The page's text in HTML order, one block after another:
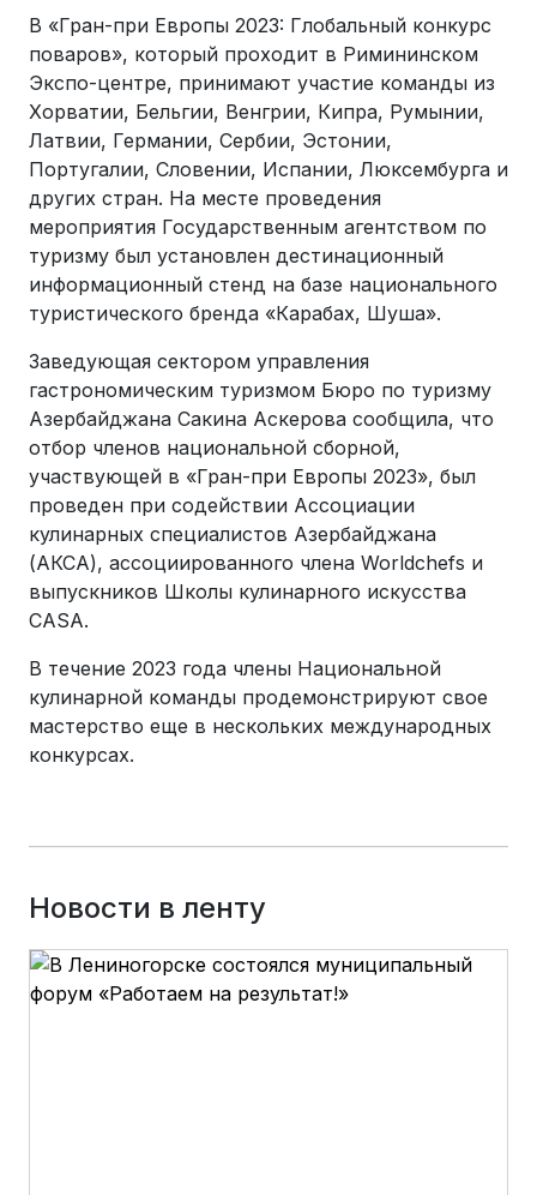
В «Гран-при Европы 2023: Глобальный конкурс
поваров», который проходит в Римининском
Экспо-центре, принимают участие команды из
Хорватии, Бельгии, Венгрии, Кипра, Румынии,
Латвии, Германии, Сербии, Эстонии,
Португалии, Словении, Испании, Люксембурга и
других стран. На месте проведения
мероприятия Государственным агентством по
туризму был установлен дестинационный
информационный стенд на базе национального
туристического бренда «Карабах, Шуша».
Заведующая сектором управления
гастрономическим туризмом Бюро по туризму
Азербайджана Сакина Аскерова сообщила, что
отбор членов национальной сборной,
участвующей в «Гран-при Европы 2023», был
проведен при содействии Ассоциации
кулинарных специалистов Азербайджана
(АКСА), ассоциированного члена Worldchefs и
выпускников Школы кулинарного искусства
CASA.
В течение 2023 года члены Национальной
кулинарной команды продемонстрируют свое
мастерство еще в нескольких международных
конкурсах.
Новости в ленту